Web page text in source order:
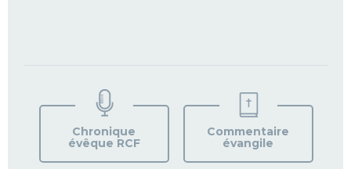
VOTRE
PAROISSE
Chronique
évêque RCF
Commentaire
évangile